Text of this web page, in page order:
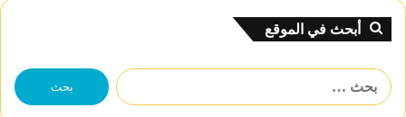
أبحث في الموقع
البحث
عن: